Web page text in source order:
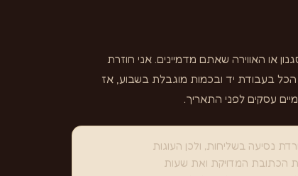
או האווירה שאתם מדמיינים. אני חוזרת
הכל בעבודת יד ובכמות מוגבלת בשבוע, אז
עסקים לפני התאריך.
נסיעה בשליחות, ולכן העוגות
הכתובת המדויקת ואת שעות